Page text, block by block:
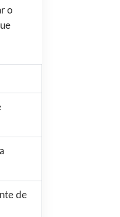
o
de